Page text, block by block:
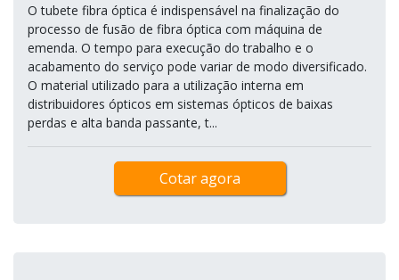
O tubete fibra óptica é indispensável na finalização do
processo de fusão de fibra óptica com máquina de
emenda. O tempo para execução do trabalho e o
acabamento do serviço pode variar de modo diversificado.
O material utilizado para a utilização interna em
distribuidores ópticos em sistemas ópticos de baixas
perdas e alta banda passante, t...
Cotar agora